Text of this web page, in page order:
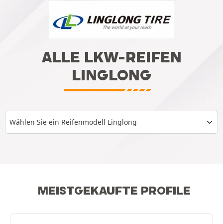
ALLE LKW-REIFEN
LINGLONG
Wählen Sie ein Reifenmodell Linglong
MEISTGEKAUFTE PROFILE